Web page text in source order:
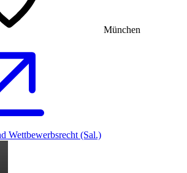
München
Wettbewerbsrecht (Sal.)